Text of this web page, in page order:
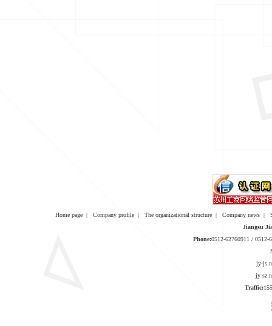
Home page | Company profile | The organizational structure | Company news |
Jiangsu
Phone:0512-62760911 / 0512-
jy-
jy-
Traffic: